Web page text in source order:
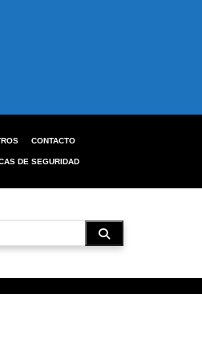
CONTACTO
DE SEGURIDAD